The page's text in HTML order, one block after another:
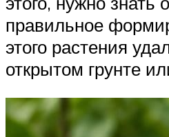
правильное
этого растения
открытом грунте